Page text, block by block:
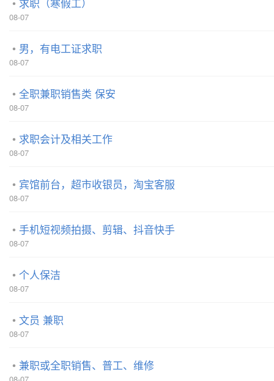
08-07
男，有电工证求职
08-07
全职兼职销售类 保安
08-07
求职会计及相关工作
08-07
宾馆前台，超市收银员，淘宝客服
08-07
手机短视频拍摄、剪辑、抖音快手
08-07
个人保洁
08-07
文员 兼职
08-07
兼职或全职销售、普工、维修